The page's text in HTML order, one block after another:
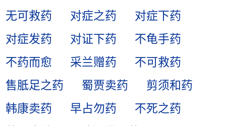
无可救药
对症之药
对症下药
对症发药
对证下药
不龟手药
不药而愈
采兰赠药
不可救药
售胝足之药
蜀贾卖药
剪须和药
韩康卖药
早占勿药
不死之药